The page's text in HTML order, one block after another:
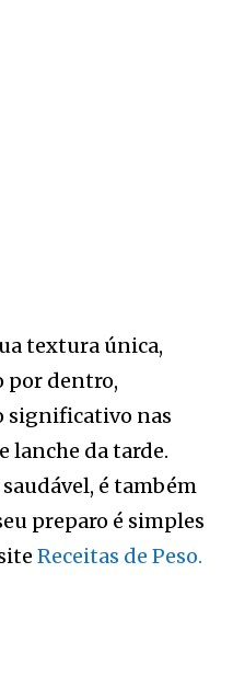
textura única,
por dentro,
significativo nas
lanche da tarde.
é também
preparo é simples
Receitas de Peso.